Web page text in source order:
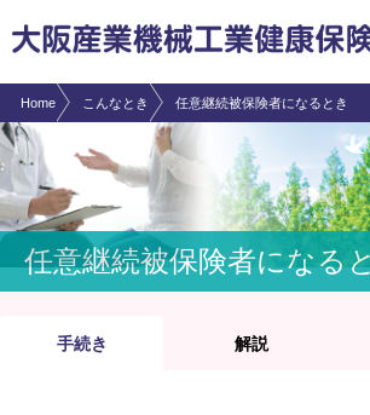
Home こんなとき 任意継続被保険者になるとき
任意継続被保険者になる
手続き 解説